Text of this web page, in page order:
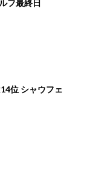
フ最終日
位 シャウフェ